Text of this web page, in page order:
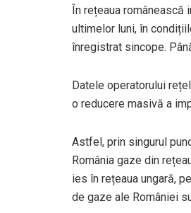
În rețeaua
ultimelor luni, în
înregistrat sincope.
Datele operatorului
o reducere masivă a
Astfel, prin singurul
România gaze din
ies în rețeaua ungară,
de gaze ale României